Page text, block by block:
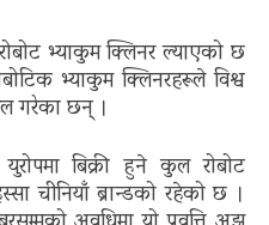
भ्याकुम क्लिनर ल्याएको छ
भ्याकुम क्लिनरहरूले विश्व
गरेका छन् ।
बिक्री हुने कुल रोबोट
चीनियाँ ब्रान्डको रहेको छ ।